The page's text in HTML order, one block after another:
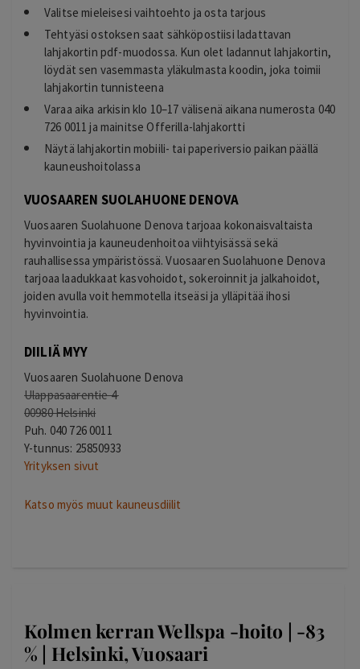
Valitse mieleisesi vaihtoehto ja osta tarjous
Tehtyäsi ostoksen saat sähköpostiisi ladattavan
lahjakortin pdf-muodossa. Kun olet ladannut lahjakortin,
löydät sen vasemmasta yläkulmasta koodin, joka toimii
lahjakortin tunnisteena
Varaa aika arkisin klo 10–17 välisenä aikana numerosta 040
726 0011 ja mainitse Offerilla-lahjakortti
Näytä lahjakortin mobiili- tai paperiversio paikan päällä
kauneushoitolassa
VUOSAAREN SUOLAHUONE DENOVA
Vuosaaren Suolahuone Denova tarjoaa kokonaisvaltaista
hyvinvointia ja kauneudenhoitoa viihtyisässä sekä
rauhallisessa ympäristössä. Vuosaaren Suolahuone Denova
tarjoaa laadukkaat kasvohoidot, sokeroinnit ja jalkahoidot,
joiden avulla voit hemmotella itseäsi ja ylläpitää ihosi
hyvinvointia.
DIILIÄ MYY
Vuosaaren Suolahuone Denova
Ulappasaarentie 4
00980 Helsinki
Puh. 040 726 0011
Y-tunnus: 25850933
Yrityksen sivut
Katso myös muut kauneusdiilit
Kolmen kerran Wellspa -hoito | -83
% | Helsinki, Vuosaari